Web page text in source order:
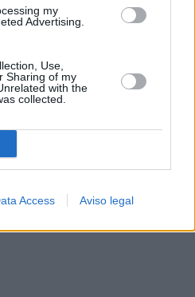
my
Advertising.
Use,
Sharing of my
with the
collected.
Access Aviso legal